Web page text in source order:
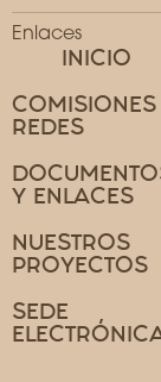
Enlaces
INICIO
REDES
Y ENLACES
NUESTROS
PROYECTOS
SEDE